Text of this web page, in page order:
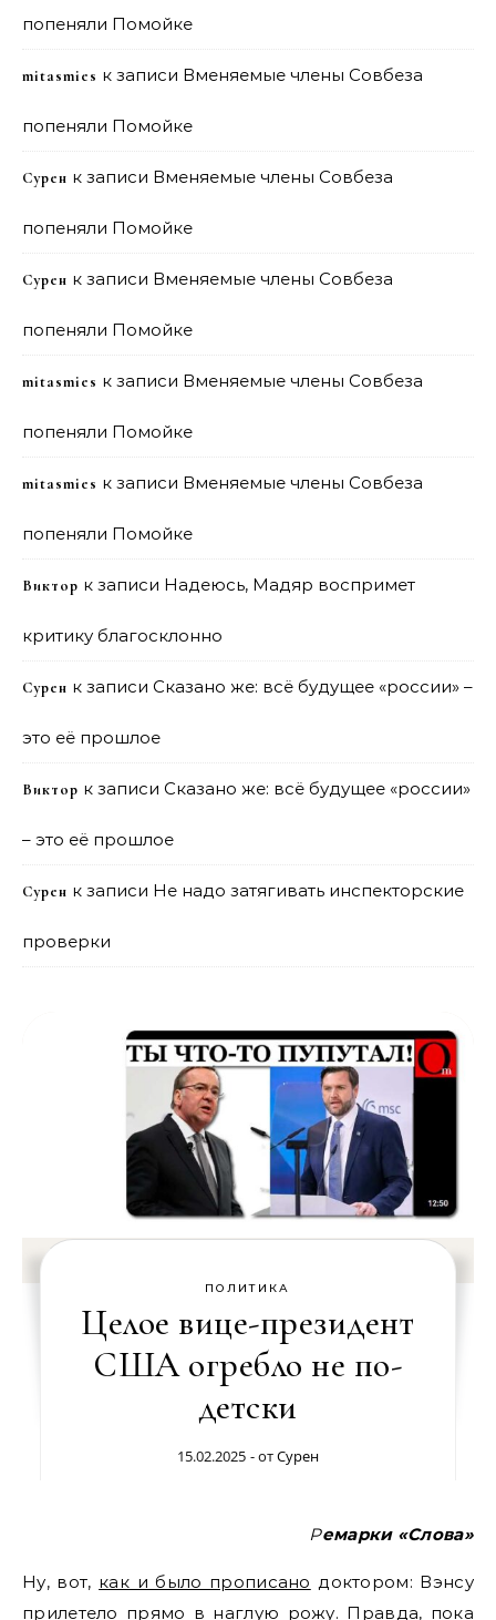
попеняли Помойке
mitasmies к записи Вменяемые члены Совбеза
попеняли Помойке
Сурен к записи Вменяемые члены Совбеза
попеняли Помойке
Сурен к записи Вменяемые члены Совбеза
попеняли Помойке
mitasmies к записи Вменяемые члены Совбеза
попеняли Помойке
mitasmies к записи Вменяемые члены Совбеза
попеняли Помойке
Виктор к записи Надеюсь, Мадяр воспримет
критику благосклонно
Сурен к записи Сказано же: всё будущее «россии» –
это её прошлое
Виктор к записи Сказано же: всё будущее «россии»
– это её прошлое
Сурен к записи Не надо затягивать инспекторские
проверки
ПОЛИТИКА
Целое вице-президент
США огребло не по-
детски
15.02.2025 - отСурен
Ремарки «Слова»
Ну, вот, как и было прописано доктором: Вэнсу
прилетело прямо в наглую рожу. Правда, пока